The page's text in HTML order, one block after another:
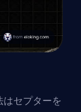
セプターを